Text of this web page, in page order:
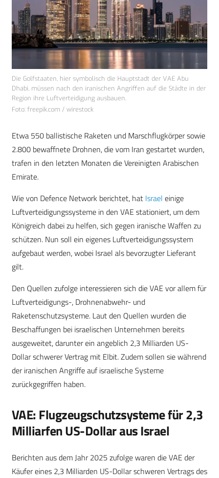
Die Golfstaaten, hier symbolisch die Hauptstadt der VAE Abu
Dhabi, müssen nach den iranischen Angriffen auf die Städte in der
Region ihre Luftverteidigung ausbauen.
Foto: freepik.com / wirestock
Etwa 550 ballistische Raketen und Marschflugkörper sowie
2.800 bewaffnete Drohnen, die vom Iran gestartet wurden,
trafen in den letzten Monaten die Vereinigten Arabischen
Emirate.
Wie von Defence Network berichtet, hat Israel einige
Luftverteidigungssysteme in den VAE stationiert, um dem
Königreich dabei zu helfen, sich gegen iranische Waffen zu
schützen. Nun soll ein eigenes Luftverteidigungssystem
aufgebaut werden, wobei Israel als bevorzugter Lieferant
gilt.
Den Quellen zufolge interessieren sich die VAE vor allem für
Luftverteidigungs-, Drohnenabwehr- und
Raketenschutzsysteme. Laut den Quellen wurden die
Beschaffungen bei israelischen Unternehmen bereits
ausgeweitet, darunter ein angeblich 2,3 Milliarden US-
Dollar schwerer Vertrag mit Elbit. Zudem sollen sie während
der iranischen Angriffe auf israelische Systeme
zurückgegriffen haben.
VAE: Flugzeugschutzsysteme für 2,3
Milliarfen US-Dollar aus Israel
Berichten aus dem Jahr 2025 zufolge waren die VAE der
Käufer eines 2,3 Milliarden US-Dollar schweren Vertrags des